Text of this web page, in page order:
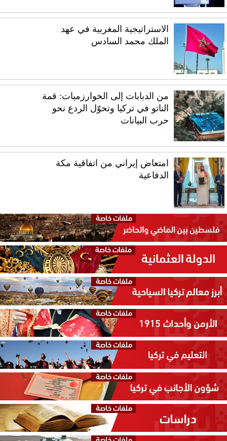
الاستراتيجية المغربية في عهد
الملك محمد السادس
من الدبابات إلى الخوارزميات: قمة
الناتو في تركيا وتحوّل الردع نحو
حرب البيانات
امتعاض إيراني من اتفاقية مكة
الدفاعية